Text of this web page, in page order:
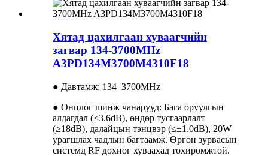
Хятад цахилгаан хуваагчийн
загвар 134-3700MHz
A3PD134M3700M4310F18
● Давтамж: 134–3700MHz
● Онцлог шинж чанарууд: Бага оруулгын
алдагдал (≤3.6dB), өндөр тусгаарлалт
(≥18dB), далайцын тэнцвэр (≤±1.0dB), 20W
урагшлах чадлын багтаамж. Өргөн зурвасын
системд RF дохиог хуваахад тохиромжтой.